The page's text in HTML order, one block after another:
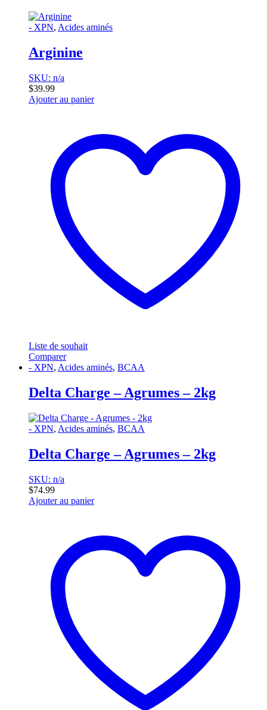
- XPN, Acides aminés
Arginine
SKU: n/a
$39.99
Ajouter au panier
Liste de souhait
Comparer
- XPN, Acides aminés, BCAA
Delta Charge – Agrumes – 2kg
- XPN, Acides aminés, BCAA
Delta Charge – Agrumes – 2kg
SKU: n/a
$74.99
Ajouter au panier